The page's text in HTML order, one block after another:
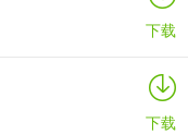
下载
下载